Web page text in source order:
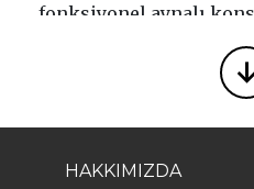
fonksiyonel aynalı
Konsol
HAKKIMIZDA